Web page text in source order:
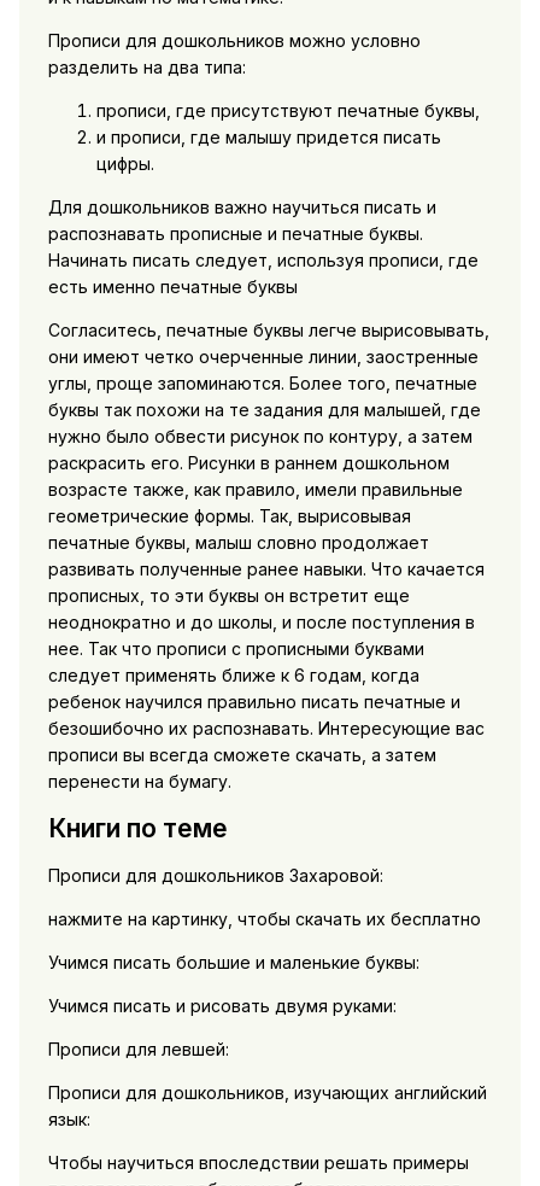
Прописи для дошкольников можно условно
разделить на два типа:
прописи, где присутствуют печатные буквы,
и прописи, где малышу придется писать
цифры.
Для дошкольников важно научиться писать и
распознавать прописные и печатные буквы.
Начинать писать следует, используя прописи, где
есть именно печатные буквы
Согласитесь, печатные буквы легче вырисовывать,
они имеют четко очерченные линии, заостренные
углы, проще запоминаются. Более того, печатные
буквы так похожи на те задания для малышей, где
нужно было обвести рисунок по контуру, а затем
раскрасить его. Рисунки в раннем дошкольном
возрасте также, как правило, имели правильные
геометрические формы. Так, вырисовывая
печатные буквы, малыш словно продолжает
развивать полученные ранее навыки. Что качается
прописных, то эти буквы он встретит еще
неоднократно и до школы, и после поступления в
нее. Так что прописи с прописными буквами
следует применять ближе к 6 годам, когда
ребенок научился правильно писать печатные и
безошибочно их распознавать. Интересующие вас
прописи вы всегда сможете скачать, а затем
перенести на бумагу.
Книги по теме
Прописи для дошкольников Захаровой:
нажмите на картинку, чтобы скачать их бесплатно
Учимся писать большие и маленькие буквы:
Учимся писать и рисовать двумя руками:
Прописи для левшей:
Прописи для дошкольников, изучающих английский
язык:
Чтобы научиться впоследствии решать примеры